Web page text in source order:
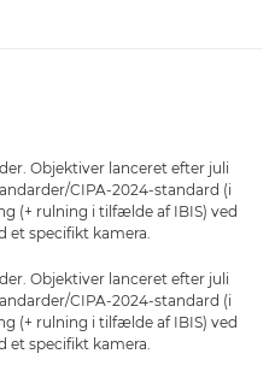
Objektiver lanceret efter juli
CIPA-2024-standard (i
(+ rulning i tilfælde af IBIS) ved
et specifikt kamera.
Objektiver lanceret efter juli
CIPA-2024-standard (i
(+ rulning i tilfælde af IBIS) ved
et specifikt kamera.